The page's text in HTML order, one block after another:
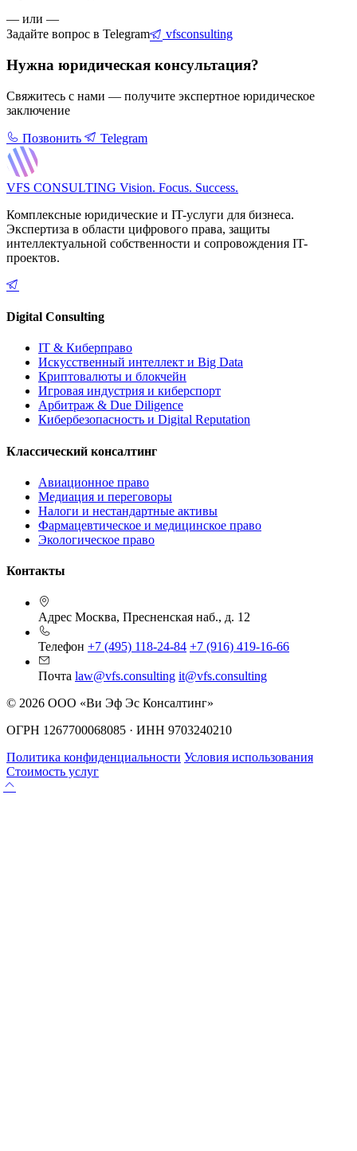
— или —
Задайте вопрос в Telegram
vfsconsulting
Нужна юридическая консультация?
Свяжитесь с нами — получите экспертное юридическое
заключение
Позвонить Telegram
VFS CONSULTING Vision. Focus. Success.
Комплексные юридические и IT-услуги для бизнеса.
Экспертиза в области цифрового права, защиты
интеллектуальной собственности и сопровождения IT-
проектов.
Digital Consulting
IT & Киберправо
Искусственный интеллект и Big Data
Криптовалюты и блокчейн
Игровая индустрия и киберспорт
Арбитраж & Due Diligence
Кибербезопасность и Digital Reputation
Классический консалтинг
Авиационное право
Медиация и переговоры
Налоги и нестандартные активы
Фармацевтическое и медицинское право
Экологическое право
Контакты
Адрес Москва, Пресненская наб., д. 12
Телефон +7 (495) 118-24-84 +7 (916) 419-16-66
Почта law@vfs.consulting it@vfs.consulting
© 2026 ООО «Ви Эф Эс Консалтинг»
ОГРН 1267700068085 · ИНН 9703240210
Политика конфиденциальности Условия использования
Стоимость услуг